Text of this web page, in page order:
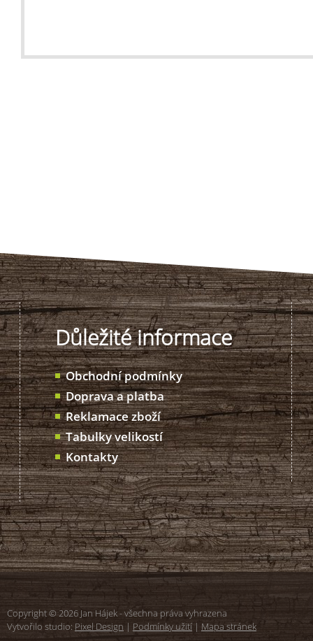
Důležité informace
Obchodní podmínky
Doprava a platba
Reklamace zboží
Tabulky velikostí
Kontakty
Copyright © 2026 Jan Hájek - všechna práva vyhrazena
Vytvořilo studio: Pixel Design | Podmínky užití | Mapa stránek